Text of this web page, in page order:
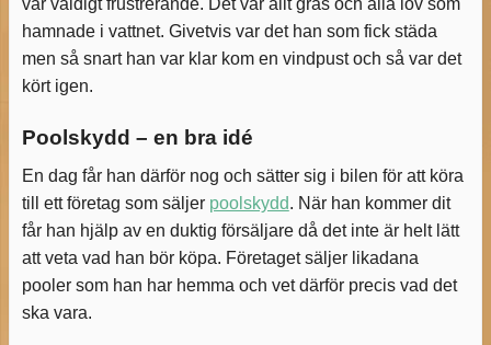
var väldigt frustrerande. Det var allt gräs och alla löv som
hamnade i vattnet. Givetvis var det han som fick städa
men så snart han var klar kom en vindpust och så var det
kört igen.
Poolskydd – en bra idé
En dag får han därför nog och sätter sig i bilen för att köra
till ett företag som säljer poolskydd. När han kommer dit
får han hjälp av en duktig försäljare då det inte är helt lätt
att veta vad han bör köpa. Företaget säljer likadana
pooler som han har hemma och vet därför precis vad det
ska vara.